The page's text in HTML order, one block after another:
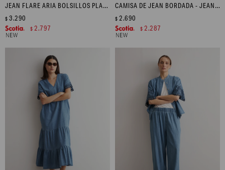
JEAN FLARE ARIA BOLSILLOS PLAQUÉ - JEAN OSCURO
$ 3.290
$ 2.797
CAMISA DE JEAN BORDADA - JEAN MEDIO
$ 2.690
$ 2.287